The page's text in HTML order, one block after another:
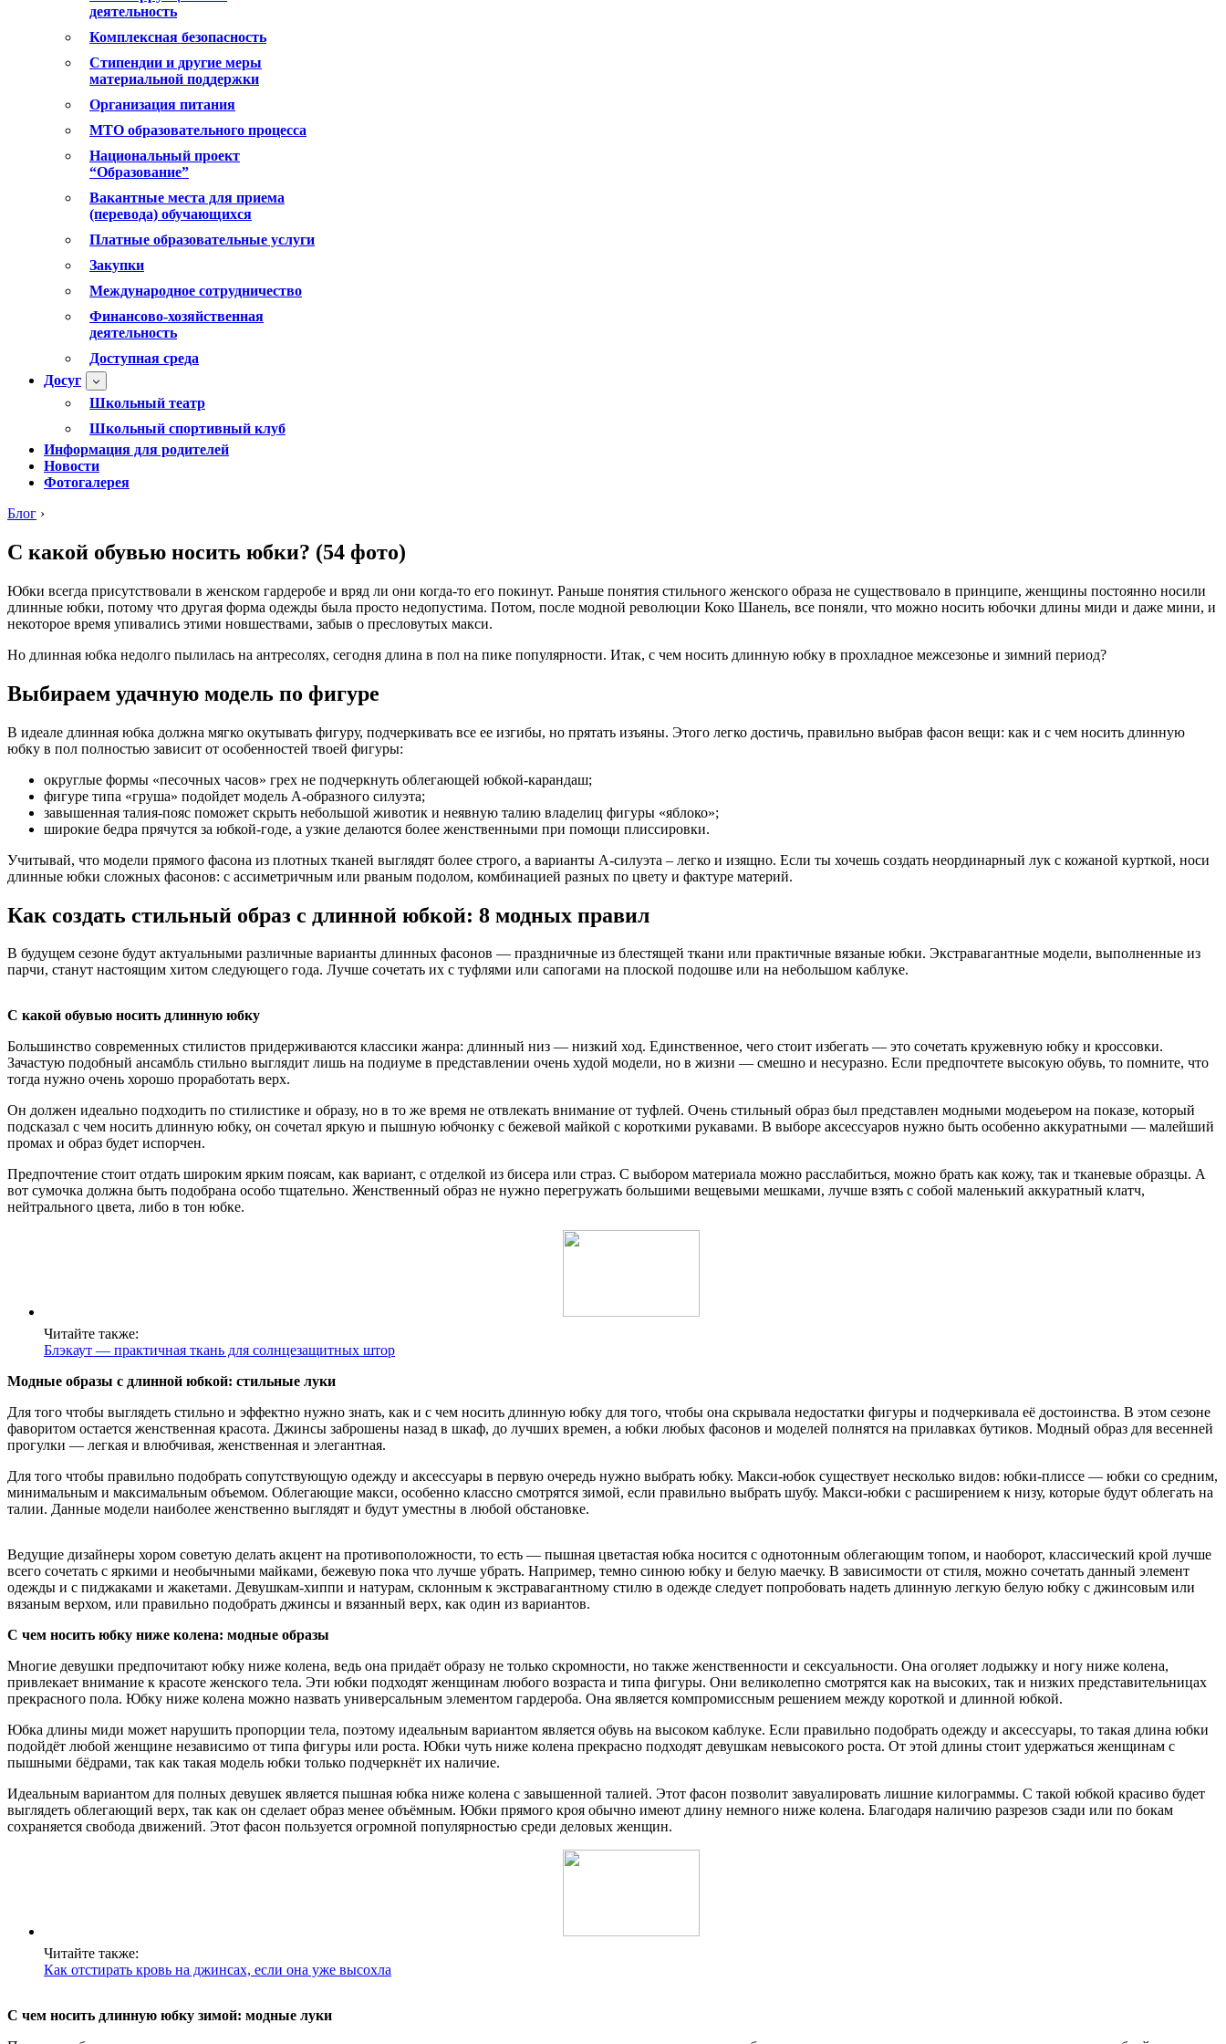
деятельность
Комплексная безопасность
Стипендии и другие меры
материальной поддержки
Организация питания
МТО образовательного процесса
Национальный проект
“Образование”
Вакантные места для приема
(перевода) обучающихся
Платные образовательные услуги
Закупки
Международное сотрудничество
Финансово-хозяйственная
деятельность
Доступная среда
Досуг
Школьный театр
Школьный спортивный клуб
Информация для родителей
Новости
Фотогалерея
Блог ›
С какой обувью носить юбки? (54 фото)
Юбки всегда присутствовали в женском гардеробе и вряд ли они когда-то его покинут. Раньше понятия стильного женского образа не существовало в принципе, женщины постоянно носили
длинные юбки, потому что другая форма одежды была просто недопустима. Потом, после модной революции Коко Шанель, все поняли, что можно носить юбочки длины миди и даже мини, и
некоторое время упивались этими новшествами, забыв о пресловутых макси.
Но длинная юбка недолго пылилась на антресолях, сегодня длина в пол на пике популярности. Итак, с чем носить длинную юбку в прохладное межсезонье и зимний период?
Выбираем удачную модель по фигуре
В идеале длинная юбка должна мягко окутывать фигуру, подчеркивать все ее изгибы, но прятать изъяны. Этого легко достичь, правильно выбрав фасон вещи: как и с чем носить длинную
юбку в пол полностью зависит от особенностей твоей фигуры:
округлые формы «песочных часов» грех не подчеркнуть облегающей юбкой-карандаш;
фигуре типа «груша» подойдет модель А-образного силуэта;
завышенная талия-пояс поможет скрыть небольшой животик и неявную талию владелиц фигуры «яблоко»;
широкие бедра прячутся за юбкой-годе, а узкие делаются более женственными при помощи плиссировки.
Учитывай, что модели прямого фасона из плотных тканей выглядят более строго, а варианты А-силуэта – легко и изящно. Если ты хочешь создать неординарный лук с кожаной курткой, носи
длинные юбки сложных фасонов: с ассиметричным или рваным подолом, комбинацией разных по цвету и фактуре материй.
Как создать стильный образ с длинной юбкой: 8 модных правил
В будущем сезоне будут актуальными различные варианты длинных фасонов — праздничные из блестящей ткани или практичные вязаные юбки. Экстравагантные модели, выполненные из
парчи, станут настоящим хитом следующего года. Лучше сочетать их с туфлями или сапогами на плоской подошве или на небольшом каблуке.
С какой обувью носить длинную юбку
Большинство современных стилистов придерживаются классики жанра: длинный низ — низкий ход. Единственное, чего стоит избегать — это сочетать кружевную юбку и кроссовки.
Зачастую подобный ансамбль стильно выглядит лишь на подиуме в представлении очень худой модели, но в жизни — смешно и несуразно. Если предпочтете высокую обувь, то помните, что
тогда нужно очень хорошо проработать верх.
Он должен идеально подходить по стилистике и образу, но в то же время не отвлекать внимание от туфлей. Очень стильный образ был представлен модными модеьером на показе, который
подсказал с чем носить длинную юбку, он сочетал яркую и пышную юбчонку с бежевой майкой с короткими рукавами. В выборе аксессуаров нужно быть особенно аккуратными — малейший
промах и образ будет испорчен.
Предпочтение стоит отдать широким ярким поясам, как вариант, с отделкой из бисера или страз. С выбором материала можно расслабиться, можно брать как кожу, так и тканевые образцы. А
вот сумочка должна быть подобрана особо тщательно. Женственный образ не нужно перегружать большими вещевыми мешками, лучше взять с собой маленький аккуратный клатч,
нейтрального цвета, либо в тон юбке.
Читайте также:
Блэкаут — практичная ткань для солнцезащитных штор
Модные образы с длинной юбкой: стильные луки
Для того чтобы выглядеть стильно и эффектно нужно знать, как и с чем носить длинную юбку для того, чтобы она скрывала недостатки фигуры и подчеркивала её достоинства. В этом сезоне
фаворитом остается женственная красота. Джинсы заброшены назад в шкаф, до лучших времен, а юбки любых фасонов и моделей полнятся на прилавках бутиков. Модный образ для весенней
прогулки — легкая и влюбчивая, женственная и элегантная.
Для того чтобы правильно подобрать сопутствующую одежду и аксессуары в первую очередь нужно выбрать юбку. Макси-юбок существует несколько видов: юбки-плиссе — юбки со средним,
минимальным и максимальным объемом. Облегающие макси, особенно классно смотрятся зимой, если правильно выбрать шубу. Макси-юбки с расширением к низу, которые будут облегать на
талии. Данные модели наиболее женственно выглядят и будут уместны в любой обстановке.
Ведущие дизайнеры хором советую делать акцент на противоположности, то есть — пышная цветастая юбка носится с однотонным облегающим топом, и наоборот, классический крой лучше
всего сочетать с яркими и необычными майками, бежевую пока что лучше убрать. Например, темно синюю юбку и белую маечку. В зависимости от стиля, можно сочетать данный элемент
одежды и с пиджаками и жакетами. Девушкам-хиппи и натурам, склонным к экстравагантному стилю в одежде следует попробовать надеть длинную легкую белую юбку с джинсовым или
вязаным верхом, или правильно подобрать джинсы и вязанный верх, как один из вариантов.
С чем носить юбку ниже колена: модные образы
Многие девушки предпочитают юбку ниже колена, ведь она придаёт образу не только скромности, но также женственности и сексуальности. Она оголяет лодыжку и ногу ниже колена,
привлекает внимание к красоте женского тела. Эти юбки подходят женщинам любого возраста и типа фигуры. Они великолепно смотрятся как на высоких, так и низких представительницах
прекрасного пола. Юбку ниже колена можно назвать универсальным элементом гардероба. Она является компромиссным решением между короткой и длинной юбкой.
Юбка длины миди может нарушить пропорции тела, поэтому идеальным вариантом является обувь на высоком каблуке. Если правильно подобрать одежду и аксессуары, то такая длина юбки
подойдёт любой женщине независимо от типа фигуры или роста. Юбки чуть ниже колена прекрасно подходят девушкам невысокого роста. От этой длины стоит удержаться женщинам с
пышными бёдрами, так как такая модель юбки только подчеркнёт их наличие.
Идеальным вариантом для полных девушек является пышная юбка ниже колена с завышенной талией. Этот фасон позволит завуалировать лишние килограммы. С такой юбкой красиво будет
выглядеть облегающий верх, так как он сделает образ менее объёмным. Юбки прямого кроя обычно имеют длину немного ниже колена. Благодаря наличию разрезов сзади или по бокам
сохраняется свобода движений. Этот фасон пользуется огромной популярностью среди деловых женщин.
Читайте также:
Как отстирать кровь на джинсах, если она уже высохла
С чем носить длинную юбку зимой: модные луки